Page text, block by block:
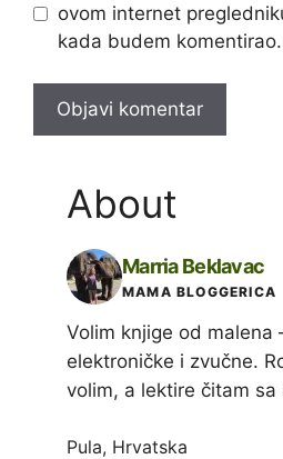
ovom internet
kada budem komentirao.
About
Marria Beklavac
MAMA BLOGGERICA
Volim knjige od
elektroničke i zvučne.
volim, a lektire čitam sa
Pula, Hrvatska